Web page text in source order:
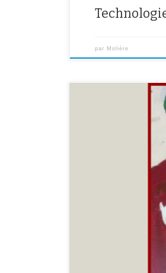
par Molière
Vous trouverez ici les
pour les consulter !
https://padlet.com/
https://padlet.com/
https://padlet.com/